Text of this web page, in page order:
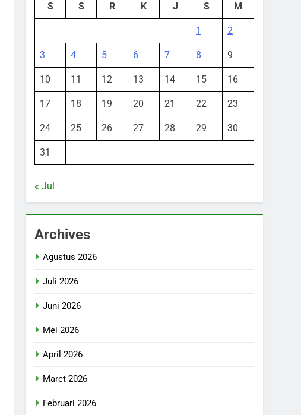
S S R K J S M
1 2
3 4 5 6 7 8 9
10 11 12 13 14 15 16
17 18 19 20 21 22 23
24 25 26 27 28 29 30
31
« Jul
Archives
Agustus 2026
Juli 2026
Juni 2026
Mei 2026
April 2026
Maret 2026
Februari 2026